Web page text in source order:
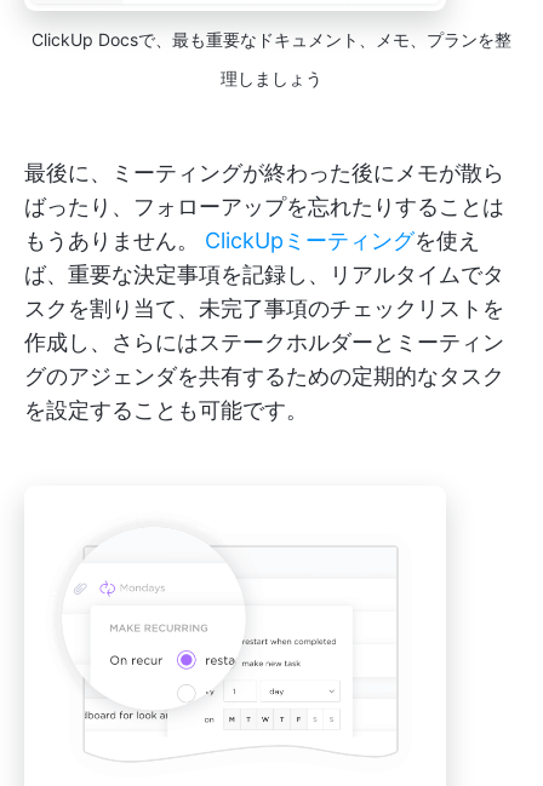
ClickUp Docsで、最も重要なドキュメント、メモ、プランを整
理しましょう
最後に、ミーティングが終わった後にメモが散ら
ばったり、フォローアップを忘れたりすることは
もうありません。
ClickUpミーティングを使え
ば、重要な決定事項を記録し、リアルタイムでタ
スクを割り当て、未完了事項のチェックリストを
作成し、さらにはステークホルダーとミーティン
グのアジェンダを共有するための定期的なタスク
を設定することも可能です。